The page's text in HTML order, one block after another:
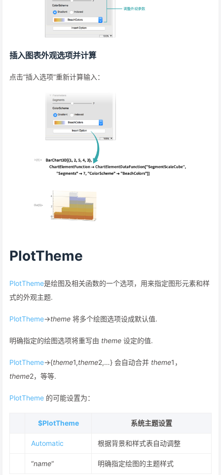
插入图表外观选项并计算
点击“插入选项”重新计算输入：
PlotTheme
PlotTheme是绘图及相关函数的一个选项，用来指定图形元素和样
式的外观主题.
PlotTheme->theme 将多个绘图选项设成默认值.
明确指定的绘图选项将重写由 theme 设定的值.
PlotTheme->{theme1,theme2,…} 会自动合并 theme1，
theme2，等等.
PlotTheme 的可能设置为：
$PlotTheme 系统主题设置
Automatic 根据背景和样式表自动调整
“name“ 明确指定绘图的主题样式